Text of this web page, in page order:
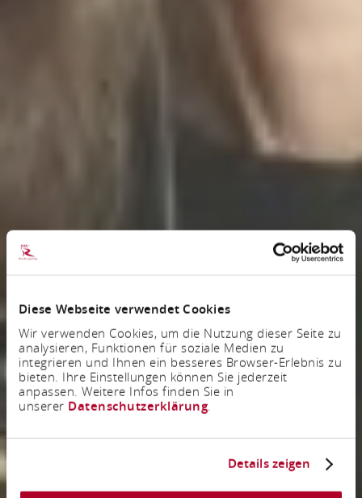
Diese Webseite verwendet Cookies
Wir verwenden Cookies, um die Nutzung dieser Seite zu
analysieren, Funktionen für soziale Medien zu
integrieren und Ihnen ein besseres Browser-Erlebnis zu
bieten. Ihre Einstellungen können Sie jederzeit
anpassen. Weitere Infos finden Sie in
unserer Datenschutzerklärung.
Details zeigen